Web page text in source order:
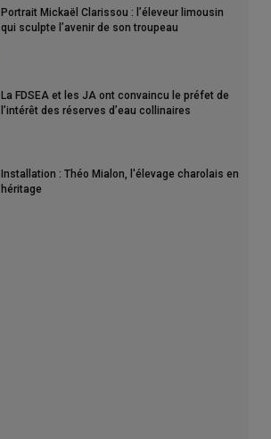
Portrait Mickaël Clarissou : l’éleveur limousin
qui sculpte l’avenir de son troupeau
La FDSEA et les JA ont convaincu le préfet de
l’intérêt des réserves d’eau collinaires
Installation : Théo Mialon, l'élevage charolais en
héritage